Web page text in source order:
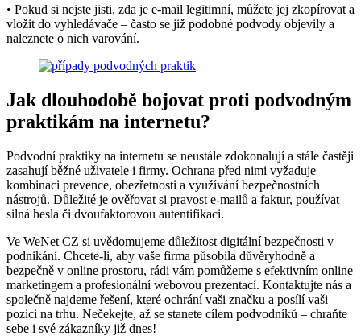
• Pokud si nejste jisti, zda je e-mail legitimní, můžete jej zkopírovat a
vložit do vyhledávače – často se již podobné podvody objevily a
naleznete o nich varování.
Jak dlouhodobě bojovat proti podvodným
praktikám na internetu?
Podvodní praktiky na internetu se neustále zdokonalují a stále častěji
zasahují běžné uživatele i firmy. Ochrana před nimi vyžaduje
kombinaci prevence, obezřetnosti a využívání bezpečnostních
nástrojů. Důležité je ověřovat si pravost e-mailů a faktur, používat
silná hesla či dvoufaktorovou autentifikaci.
Ve WeNet CZ si uvědomujeme důležitost digitální bezpečnosti v
podnikání. Chcete-li, aby vaše firma působila důvěryhodně a
bezpečně v online prostoru, rádi vám pomůžeme s efektivním online
marketingem a profesionální webovou prezentací. Kontaktujte nás a
společně najdeme řešení, které ochrání vaši značku a posílí vaši
pozici na trhu. Nečekejte, až se stanete cílem podvodníků – chraňte
sebe i své zákazníky již dnes!